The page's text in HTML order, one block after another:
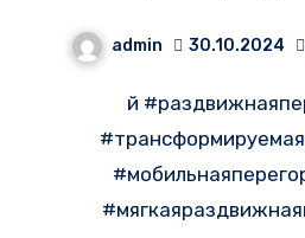
admin 30.10.2024
й #раздвижнаяперегородка